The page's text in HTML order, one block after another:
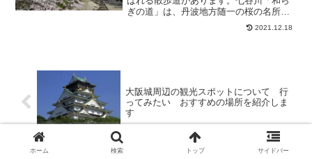
ぎの道」は、丹波地方随一の桜の名所で
す。七谷川沿い約1kmにわたり30品種の
桜が、約1500本咲き乱れます。また、夜
2021.12.18
大阪城周辺の観光スポットについて 行
ってみたい おすすめの場所を紹介しま
す
ホーム 検索 トップ サイドバー